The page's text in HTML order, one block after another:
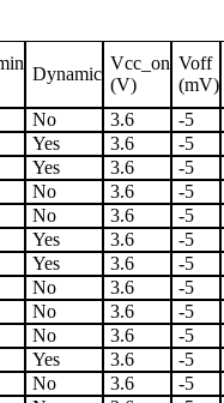
Dynamic
Vcc_on
(V)
Voff
(mV)
No 3.6 -5
Yes
3.6 -5
Yes
3.6 -5
No
3.6 -5
No
3.6 -5
Yes
3.6 -5
Yes
3.6 -5
No
3.6 -5
No
3.6 -5
No
3.6 -5
Yes
3.6 -5
No
3.6 -5